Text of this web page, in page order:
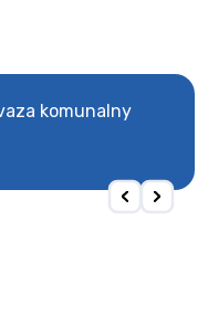
komunalny